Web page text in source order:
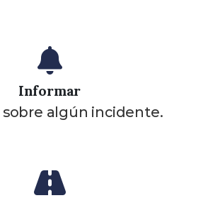
Informar
algún incidente.